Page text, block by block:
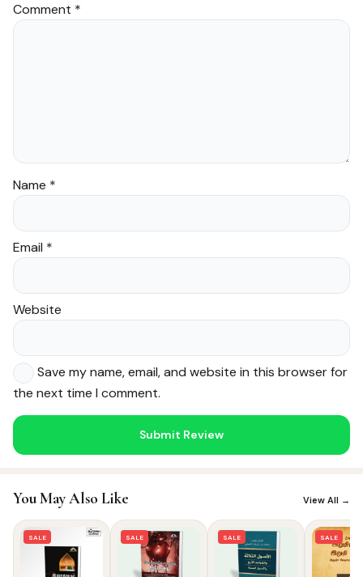
Comment *
Name *
Email *
Website
Save my name, email, and website in this browser for
the next time I comment.
You May Also Like View All →
SALE SALE SALE SALE